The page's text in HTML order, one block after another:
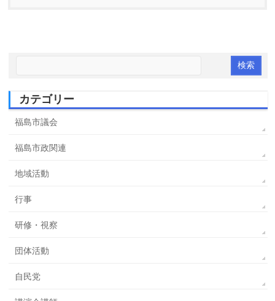
カテゴリー
福島市議会
福島市政関連
地域活動
行事
研修・視察
団体活動
自民党